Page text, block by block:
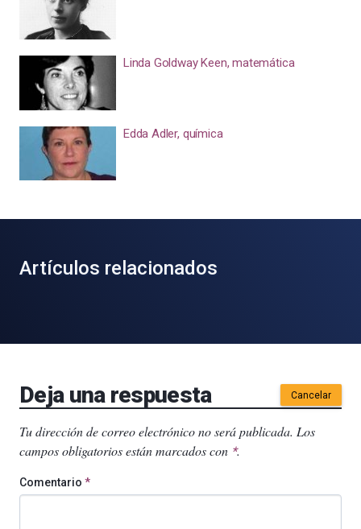
Linda Goldway Keen, matemática
Edda Adler, química
Artículos relacionados
Deja una respuesta Cancelar
Tu dirección de correo electrónico no será publicada. Los
campos obligatorios están marcados con *.
Comentario *